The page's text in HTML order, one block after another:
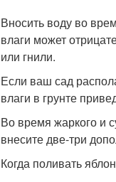
Вносить воду во
влаги может
или гнили.
Если ваш сад
влаги в грунте
Во время жаркого и
внесите две-три
Когда поливать